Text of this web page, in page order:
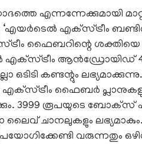
എന്നന്നേക്കുമായി
‘എയര്‍ടെല്‍ എക്‌സ്ട്രീം
ഫൈബറിന്റെ ശക്തിയെ
എക്‌സ്ട്രീം ആന്‍ഡ്രോയിഡ്
ഒടിടി കണ്ടന്റും ലഭ്യമാക്കുന്നു.
എക്‌സ്ട്രീം ഫൈബര്‍
3999 രൂപയുടെ ബോക്‌സ്
ലൈവ് ചാനലുകളും
വരുന്നതും